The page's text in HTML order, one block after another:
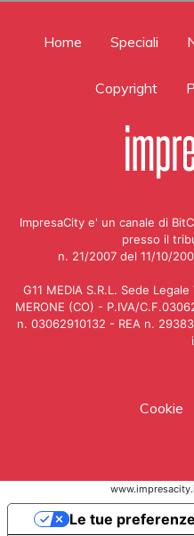
Home Speciali
Copyright
ImpresaCity e' un canale di
presso il
n. 21/2007 del 11/10/
G11 MEDIA S.R.L. Sede
MERONE (CO) - P.IVA/
n. 03062910132 - REA n.
Cookie
Le tue